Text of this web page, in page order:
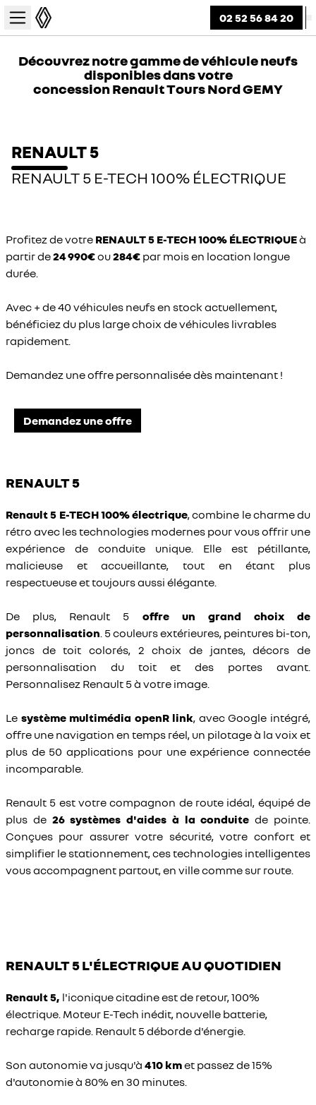
02 52 56 84 20
Découvrez notre gamme de véhicule neufs
disponibles dans votre
concession Renault Tours Nord GEMY
RENAULT 5
RENAULT 5 E-TECH 100% ÉLECTRIQUE
Profitez de votre RENAULT 5 E-TECH 100% ÉLECTRIQUEà
partir de24 990€ou284€ par mois en location longue
durée.
Avec + de 40 véhicules neufs en stock actuellement,
bénéficiez du plus large choix de véhicules livrables
rapidement.
Demandez une offre personnalisée dès maintenant !
Demandez une offre
RENAULT 5
Renault 5 E-TECH 100% électrique, combine le charme du
rétro avec les technologies modernes pour vous offrir une
expérience de conduite unique. Elle est pétillante,
malicieuse et accueillante, tout en étant plus
respectueuse et toujours aussi élégante.
De plus, Renault 5 offre un grand choix de
personnalisation. 5 couleurs extérieures, peintures bi-ton,
joncs de toit colorés, 2 choix de jantes, décors de
personnalisation du toit et des portes avant.
Personnalisez Renault 5 à votre image.
Le système multimédia openR link, avec Google intégré,
offre une navigation en temps réel, un pilotage à la voix et
plus de 50 applications pour une expérience connectée
incomparable.
Renault 5 est votre compagnon de route idéal, équipé de
plus de 26 systèmes d'aides à la conduitede pointe.
Conçues pour assurer votre sécurité, votre confort et
simplifier le stationnement, ces technologies intelligentes
vous accompagnent partout, en ville comme sur route.
RENAULT 5 L'ÉLECTRIQUE AU QUOTIDIEN
Renault 5, l'iconique citadine est de retour, 100%
électrique. Moteur E-Tech inédit, nouvelle batterie,
recharge rapide. Renault 5 déborde d'énergie.
Son autonomie va jusqu'à 410 kmet passez de 15%
d'autonomie à 80% en 30 minutes.